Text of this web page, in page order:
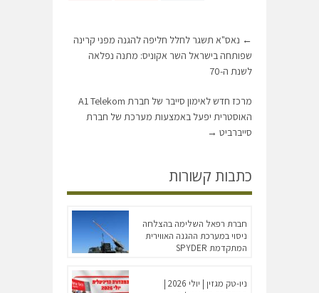
← נאס"א תשגר לחלל חליפה להגנה מפני קרינה
שפותחה בישראל השר אקוניס: מתנה נפלאה
לשנת ה-70
מרכז חדש לאימון סייבר של חברת A1 Telekom
האוסטרית יפעל באמצעות מערכת של חברת
סייברביט →
כתבות קשורות
חברת רפאל השלימה בהצלחה
ניסוי במערכת ההגנה האווירית
המתקדמת SPYDER
ניו-טק מגזין | יולי 2026 |